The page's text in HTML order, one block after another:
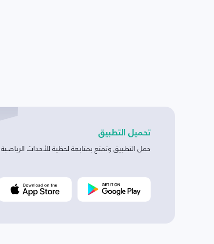
تحميل التطبيق
حمل التطبيق وتمتع بمتابعة لحظية للأحداث الرياضية